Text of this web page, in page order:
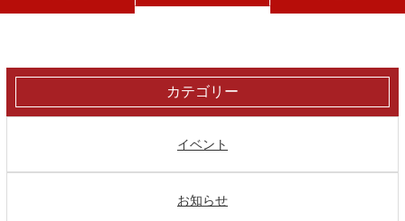
カテゴリー
イベント
お知らせ